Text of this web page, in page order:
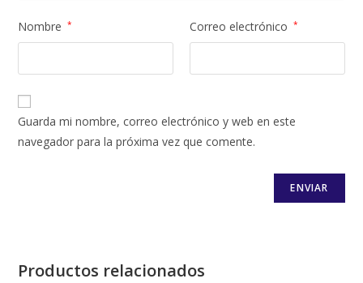
Nombre * Correo electrónico *
Guarda mi nombre, correo electrónico y web en este
navegador para la próxima vez que comente.
Productos relacionados